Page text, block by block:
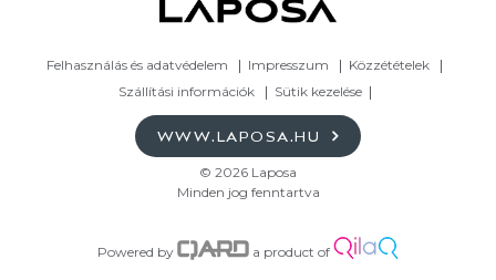
Felhasználás és adatvédelem Impresszum
Közzétételek
Szállítási információk
Sütik kezelése
WWW.LAPOSA.HU
© 2026 Laposa
Minden jog fenntartva
Powered by a product of